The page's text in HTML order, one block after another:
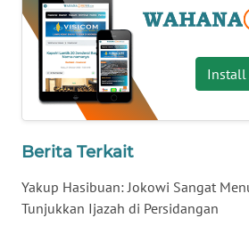
Install
Berita Terkait
Yakup Hasibuan: Jokowi Sangat
Tunjukkan Ijazah di Persidangan
WN
JAKARTA
WN
JABAR
BANTEN